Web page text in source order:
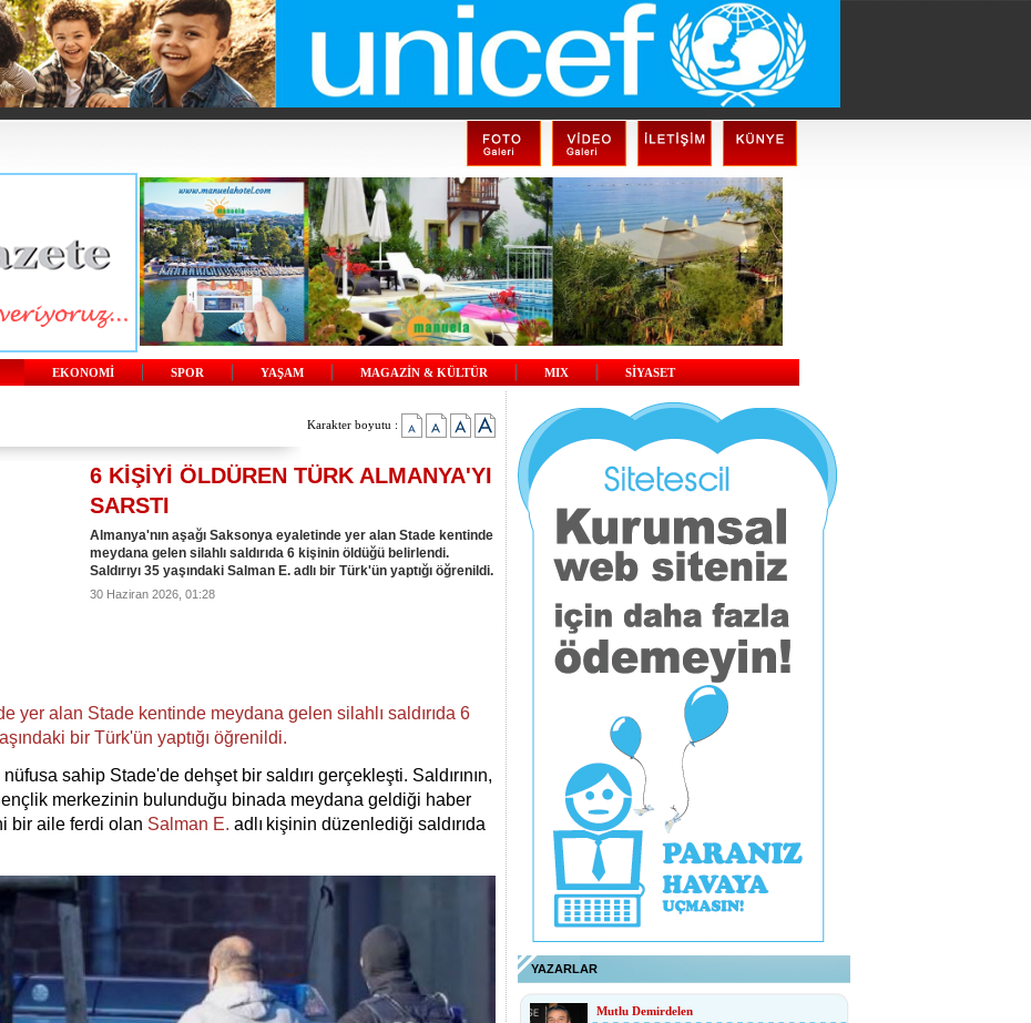
EKONOMİ SPOR YAŞAM MAGAZİN & KÜLTÜR MIX SİYASET
Karakter boyutu :
6 KİŞİYİ ÖLDÜREN TÜRK ALMANYA'YI
SARSTI
Almanya'nın aşağı Saksonya eyaletinde yer alan Stade kentinde
meydana gelen silahlı saldırıda 6 kişinin öldüğü belirlendi.
Saldırıyı 35 yaşındaki Salman E. adlı bir Türk'ün yaptığı öğrenildi.
30 Haziran 2026, 01:28
yer alan Stade kentinde meydana gelen silahlı saldırıda 6
bir Türk'ün yaptığı öğrenildi.
sahip Stade'de dehşet bir saldırı gerçekleşti. Saldırının,
merkezinin bulunduğu binada meydana geldiği haber
bir aile ferdi olan Salman E. adlı kişinin düzenlediği saldırıda
YAZARLAR
Mutlu Demirdelen